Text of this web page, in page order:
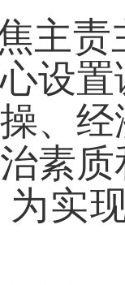
主
设
、
素
实